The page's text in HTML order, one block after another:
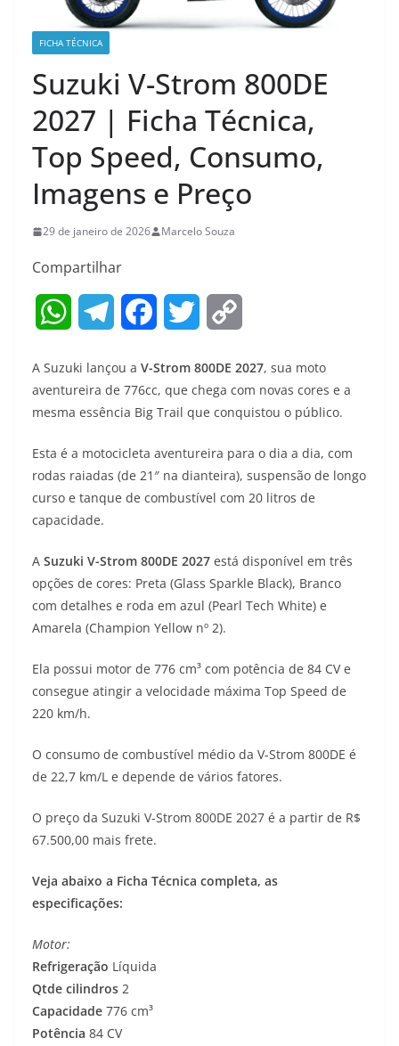
FICHA TÉCNICA
Suzuki V-Strom 800DE
2027 | Ficha Técnica,
Top Speed, Consumo,
Imagens e Preço
29 de janeiro de 2026 Marcelo Souza
Compartilhar
W
a
t
s
p
p
l
e
g
m
e
b
k
i
t
t
p
y
L
k
A Suzuki lançou a V-Strom 800DE 2027, sua moto
aventureira de 776cc, que chega com novas cores e a
mesma essência Big Trail que conquistou o público.
Esta é a motocicleta aventureira para o dia a dia, com
rodas raiadas (de 21″ na dianteira), suspensão de longo
curso e tanque de combustível com 20 litros de
capacidade.
A Suzuki V-Strom 800DE 2027 está disponível em três
opções de cores: Preta (Glass Sparkle Black), Branco
com detalhes e roda em azul (Pearl Tech White) e
Amarela (Champion Yellow nº 2).
Ela possui motor de 776 cm³ com potência de 84 CV e
consegue atingir a velocidade máxima Top Speed de
220 km/h.
O consumo de combustível médio da V-Strom 800DE é
de 22,7 km/L e depende de vários fatores.
O preço da Suzuki V-Strom 800DE 2027 é a partir de R$
67.500,00 mais frete.
Veja abaixo a Ficha Técnica completa, as
especificações:
Motor:
Refrigeração Líquida
Qtde cilindros 2
Capacidade 776 cm³
Potência 84 CV